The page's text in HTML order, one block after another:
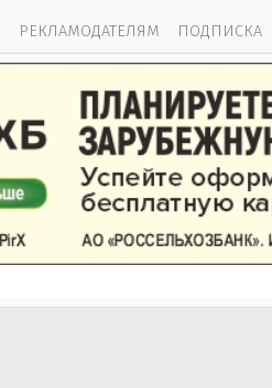
РЕКЛАМОДАТЕЛЯМ ПОДПИСКА